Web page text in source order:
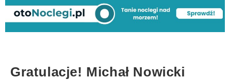
Gratulacje! Michał Nowicki